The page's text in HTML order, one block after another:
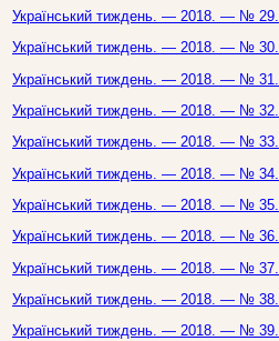
Український тиждень. — 2018. — № 29.
Український тиждень. — 2018. — № 30.
Український тиждень. — 2018. — № 31.
Український тиждень. — 2018. — № 32.
Український тиждень. — 2018. — № 33.
Український тиждень. — 2018. — № 34.
Український тиждень. — 2018. — № 35.
Український тиждень. — 2018. — № 36.
Український тиждень. — 2018. — № 37.
Український тиждень. — 2018. — № 38.
Український тиждень. — 2018. — № 39.